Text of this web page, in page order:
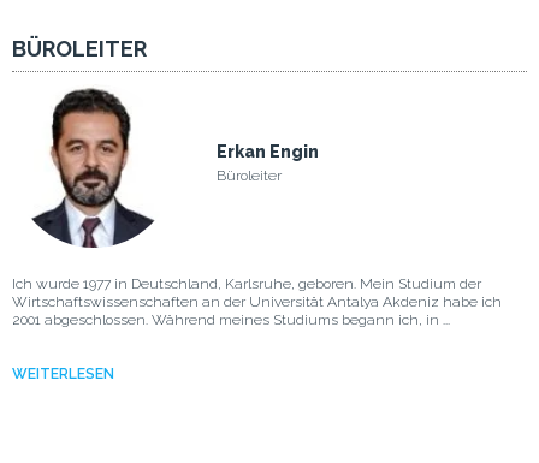
BÜROLEITER
Erkan Engin
Büroleiter
Ich wurde 1977 in Deutschland, Karlsruhe, geboren. Mein Studium der
Wirtschaftswissenschaften an der Universität Antalya Akdeniz habe ich
2001 abgeschlossen. Während meines Studiums begann ich, in ...
WEITERLESEN